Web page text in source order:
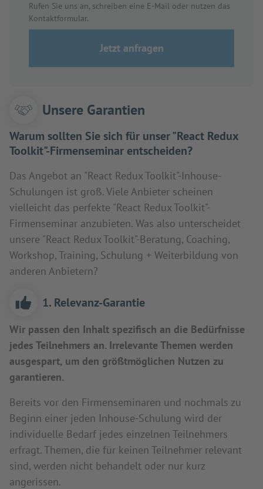
Rufen Sie uns an, schreiben eine E-Mail oder nutzen das
Kontaktformular.
Jetzt anfragen
Unsere Garantien
Warum sollten Sie sich für unser "React Redux
Toolkit"-Firmenseminar entscheiden?
Das Angebot an "React Redux Toolkit"-Inhouse-
Schulungen ist groß. Viele Anbieter scheinen
vielleicht das perfekte "React Redux Toolkit"-
Firmenseminar anzubieten. Was also unterscheidet
unsere "React Redux Toolkit"-Beratung, Coaching,
Workshop, Training, Schulung + Weiterbildung von
anderen Anbietern?
1. Relevanz-Garantie
Wir passen den Inhalt spezifisch an die Bedürfnisse
jedes Teilnehmers an. Irrelevante Themen werden
ausgespart, um den größtmöglichen Nutzen zu
garantieren.
Bereits vor den Firmenseminaren und nochmals zu
Beginn einer jeden Inhouse-Schulung wird der
individuelle Bedarf jedes einzelnen Teilnehmers
erfragt. Themen, die für keinen Teilnehmer relevant
sind, werden nicht behandelt oder nur kurz
angerissen.